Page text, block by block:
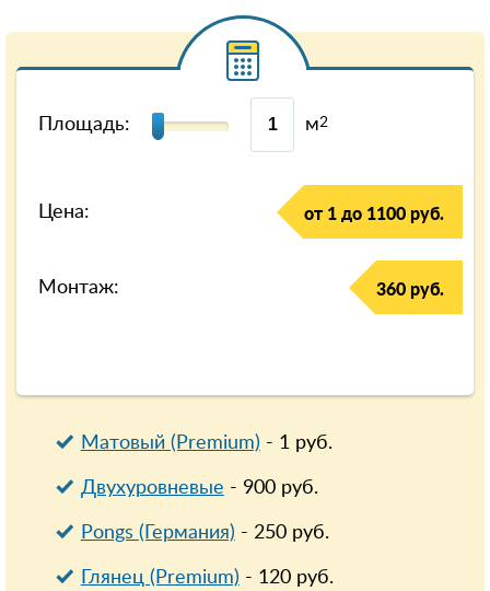
Площадь: м2
Цена: от 1 до 1100 руб.
Монтаж: 360 руб.
Матовый (Premium) - 1руб.
Двухуровневые - 900руб.
Pongs (Германия) - 250руб.
Глянец (Premium) - 120руб.